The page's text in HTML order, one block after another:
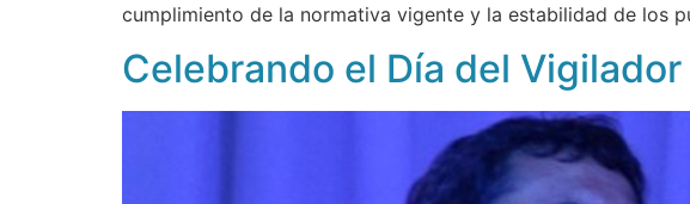
cumplimiento de la normativa vigente y la estabilidad de los
Celebrando el Día del